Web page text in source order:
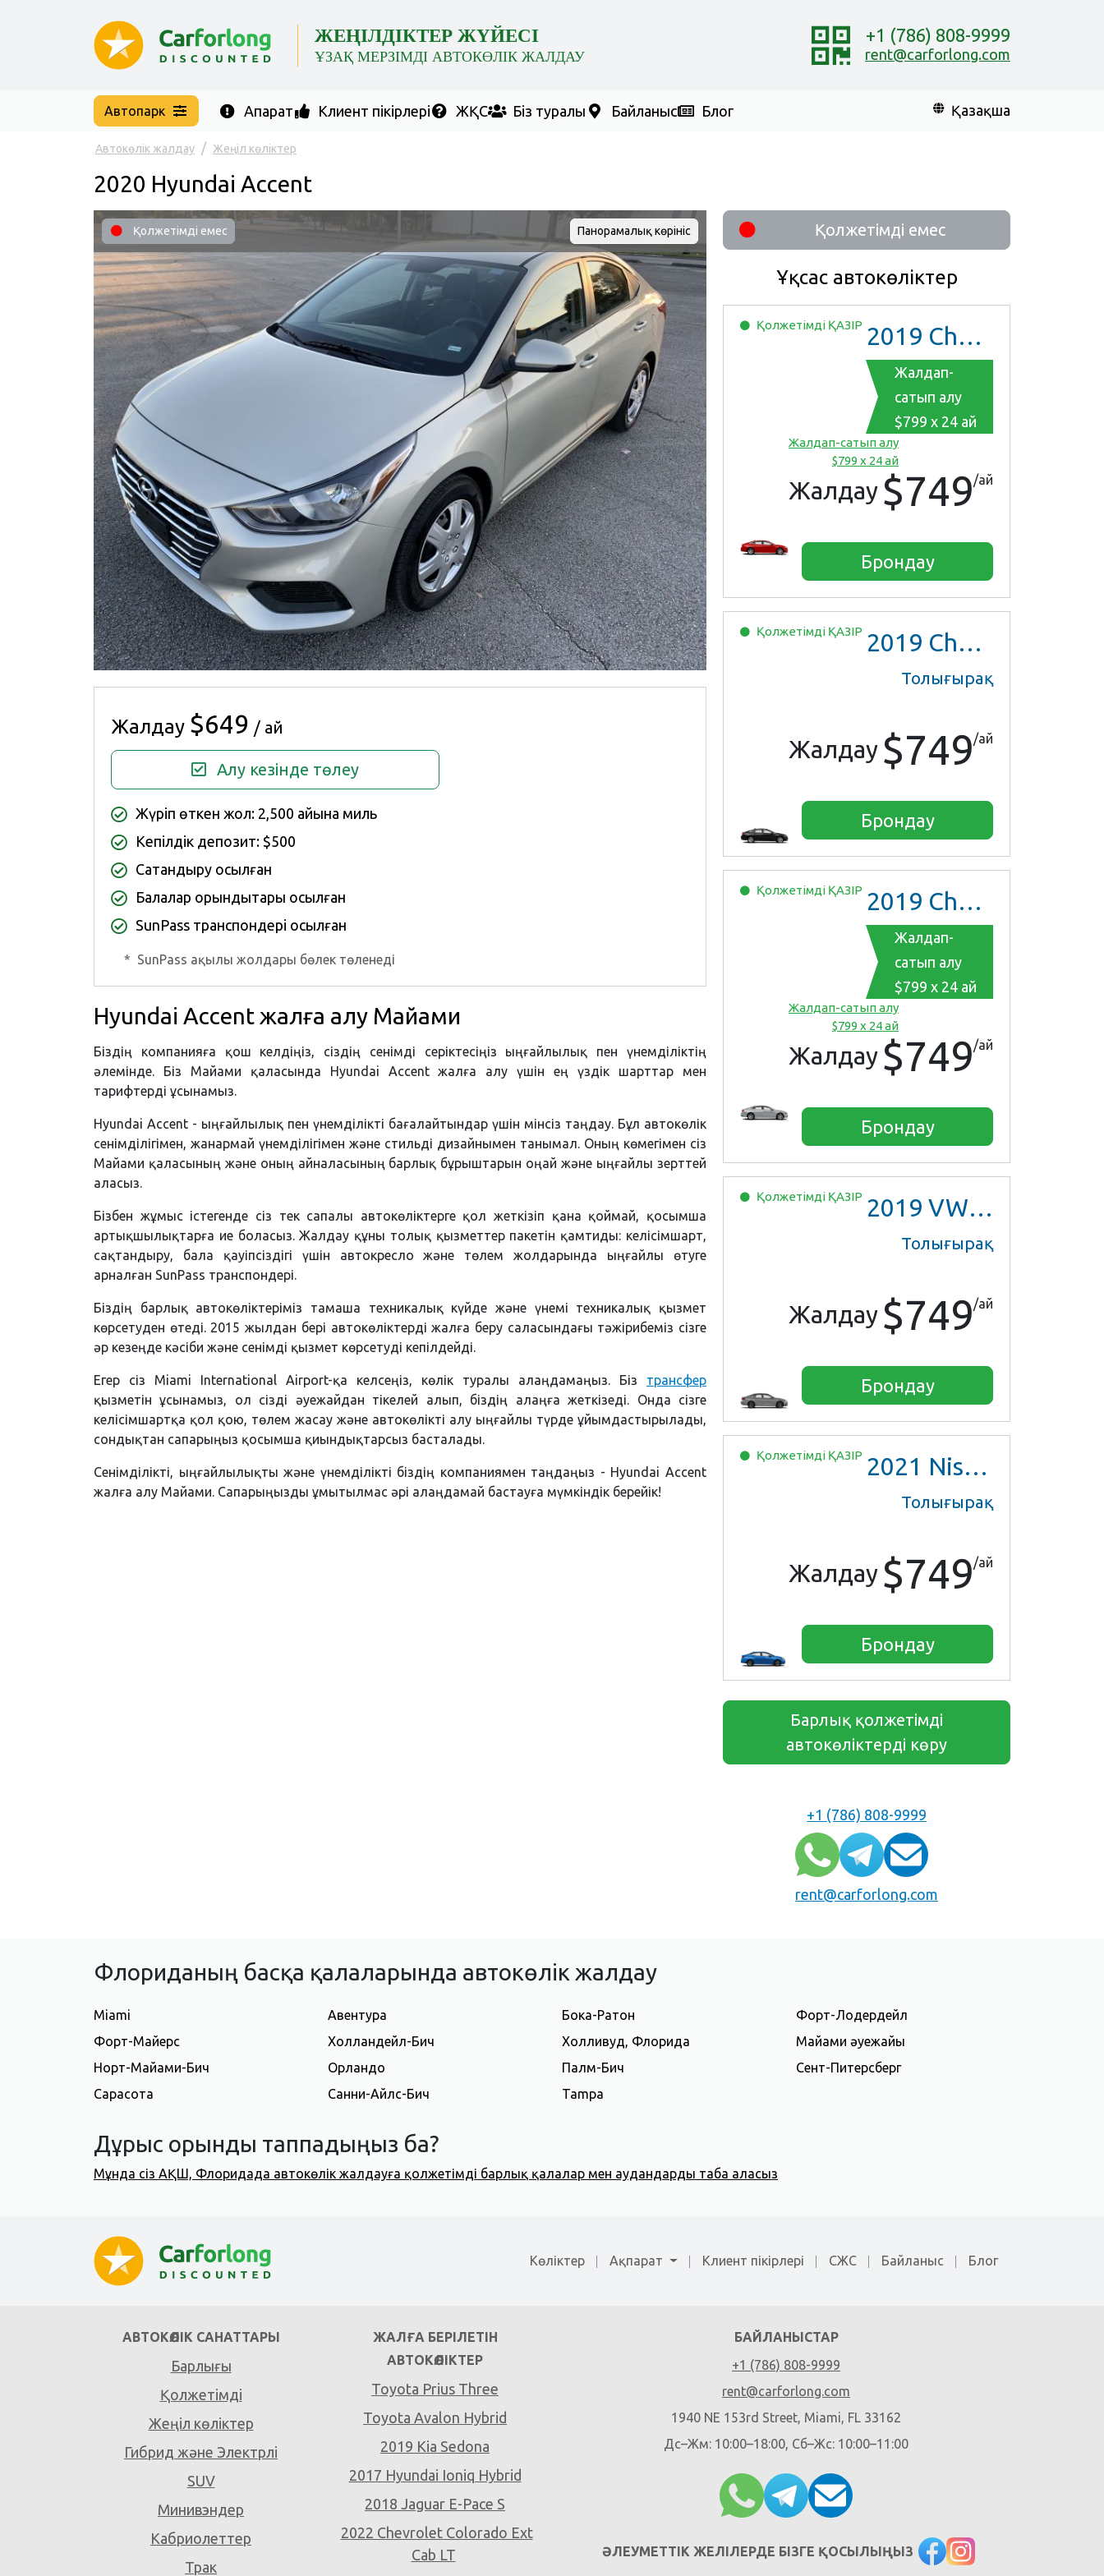
ЖЕҢІЛДІКТЕР ЖҮЙЕСІ
ҰЗАҚ МЕРЗІМДІ АВТОКӨЛІК ЖАЛДАУ
+1 (786) 808-9999
rent@carforlong.com
Автопарк Ақпарат Клиент пікірлері ЖҚС Біз туралы Байланыс Блог Қазақша
Автокөлік жалдау Жеңіл көліктер
2020 Hyundai Accent
Панорамалық көрініс
Қолжетімді емес Қолжетімді емес
Ұқсас автокөліктер
Қолжетімді ҚАЗІР 2019 Chevrolet Malibu
Жалдап-
сатып алу
$799 x 24 ай
Жалдап-сатып алу
$799 x 24 ай
Жалдау $749/ай
Брондау
Қолжетімді ҚАЗІР 2019 Chevrolet Malibu
Толығырақ
Жалдау $749/ай
Брондау
Қолжетімді ҚАЗІР 2019 Chevrolet Malibu
Жалдап-
сатып алу
$799 x 24 ай
Жалдап-сатып алу
$799 x 24 ай
Жалдау $749/ай
Брондау
Қолжетімді ҚАЗІР 2019 VW Jetta
Толығырақ
Жалдау $749/ай
Брондау
Қолжетімді ҚАЗІР 2021 Nissan Versa SV
Толығырақ
Жалдау $749/ай
Брондау
Барлық қолжетімді
автокөліктерді көру
+1 (786) 808-9999
rent@carforlong.com
Жалдау $649 / ай
Алу кезінде төлеу
Жүріп өткен жол: 2,500 айына миль
Кепілдік депозит: $500
Сақтандыру қосылған
Балалар орындықтары қосылған
SunPass транспондері қосылған
* SunPass ақылы жолдары бөлек төленеді
Hyundai Accent жалға алу Майами
Біздің компанияға қош келдіңіз, сіздің сенімді серіктесіңіз ыңғайлылық пен үнемділіктің
әлемінде. Біз Майами қаласында Hyundai Accent жалға алу үшін ең үздік шарттар мен
тарифтерді ұсынамыз.
Hyundai Accent - ыңғайлылық пен үнемділікті бағалайтындар үшін мінсіз таңдау. Бұл автокөлік
сенімділігімен, жанармай үнемділігімен және стильді дизайнымен танымал. Оның көмегімен сіз
Майами қаласының және оның айналасының барлық бұрыштарын оңай және ыңғайлы зерттей
аласыз.
Бізбен жұмыс істегенде сіз тек сапалы автокөліктерге қол жеткізіп қана қоймай, қосымша
артықшылықтарға ие боласыз. Жалдау құны толық қызметтер пакетін қамтиды: келісімшарт,
сақтандыру, бала қауіпсіздігі үшін автокресло және төлем жолдарында ыңғайлы өтуге
арналған SunPass транспондері.
Біздің барлық автокөліктеріміз тамаша техникалық күйде және үнемі техникалық қызмет
көрсетуден өтеді. 2015 жылдан бері автокөліктерді жалға беру саласындағы тәжірибеміз сізге
әр кезеңде кәсіби және сенімді қызмет көрсетуді кепілдейді.
Егер сіз Miami International Airport-қа келсеңіз, көлік туралы алаңдамаңыз. Біз трансфер
қызметін ұсынамыз, ол сізді әуежайдан тікелей алып, біздің алаңға жеткізеді. Онда сізге
келісімшартқа қол қою, төлем жасау және автокөлікті алу ыңғайлы түрде ұйымдастырылады,
сондықтан сапарыңыз қосымша қиындықтарсыз басталады.
Сенімділікті, ыңғайлылықты және үнемділікті біздің компаниямен таңдаңыз - Hyundai Accent
жалға алу Майами. Сапарыңызды ұмытылмас әрі алаңдамай бастауға мүмкіндік берейік!
Флориданың басқа қалаларында автокөлік жалдау
Miami Авентура Бока-Ратон
Форт-Лодердейл
Форт-Майерс
Холландейл-Бич Холливуд, Флорида
Майами әуежайы
Норт-Майами-Бич
Орландо Палм-Бич
Сент-Питерсберг
Сарасота
Санни-Айлс-Бич Tampa
Дұрыс орынды таппадыңыз ба?
Мұнда сіз АҚШ, Флоридада автокөлік жалдауға қолжетімді барлық қалалар мен аудандарды таба аласыз
Көліктер Ақпарат Клиент пікірлері СЖС Байланыс Блог
АВТОКӨЛІК САНАТТАРЫ
Барлығы
Қолжетімді
Жеңіл көліктер
Гибрид және Электрлі
SUV
Минивэндер
Кабриолеттер
Трак
ЖАЛҒА БЕРІЛЕТІН
АВТОКӨЛІКТЕР
Toyota Prius Three
Toyota Avalon Hybrid
2019 Kia Sedona
2017 Hyundai Ioniq Hybrid
2018 Jaguar E-Pace S
2022 Chevrolet Colorado Ext
Cab LT
БАЙЛАНЫСТАР
+1 (786) 808-9999
rent@carforlong.com
1940 NE 153rd Street, Miami, FL 33162
Дс–Жм: 10:00–18:00, Сб–Жс: 10:00–11:00
ӘЛЕУМЕТТІК ЖЕЛІЛЕРДЕ БІЗГЕ ҚОСЫЛЫҢЫЗ